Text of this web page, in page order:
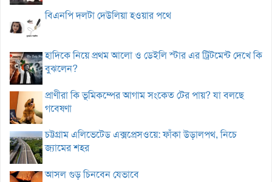
বিএনপি দলটা দেউলিয়া হওয়ার পথে
হাদিকে নিয়ে প্রথম আলো ও ডেইলি স্টার এর ট্রিটমেন্ট দেখে কি
বুঝলেন?
প্রাণীরা কি ভূমিকম্পের আগাম সংকেত টের পায়? যা বলছে
গবেষণা
চট্টগ্রাম এলিভেটেড এক্সপ্রেসওয়ে: ফাঁকা উড়ালপথ, নিচে
জ্যামের শহর
আসল গুড় চিনবেন যেভাবে